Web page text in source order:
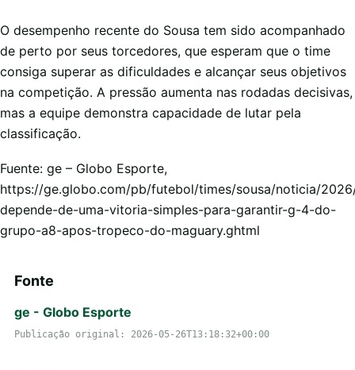
O desempenho recente do Sousa tem sido acompanhado
de perto por seus torcedores, que esperam que o time
consiga superar as dificuldades e alcançar seus objetivos
na competição. A pressão aumenta nas rodadas decisivas,
mas a equipe demonstra capacidade de lutar pela
classificação.
Fuente: ge – Globo Esporte,
https://ge.globo.com/pb/futebol/times/sousa/noticia/
depende-de-uma-vitoria-simples-para-garantir-g-4-do-
grupo-a8-apos-tropeco-do-maguary.ghtml
Fonte
ge - Globo Esporte
Publicação original: 2026-05-26T13:18:32+00:00